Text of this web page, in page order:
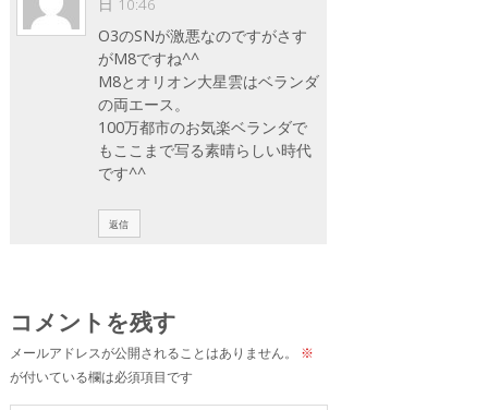
O3のSNが激悪なのですがさす
がM8ですね^^
M8とオリオン大星雲はベランダ
の両エース。
100万都市のお気楽ベランダで
もここまで写る素晴らしい時代
です^^
返信
コメントを残す
メールアドレスが公開されることはありません。
※
が付いている欄は必須項目です